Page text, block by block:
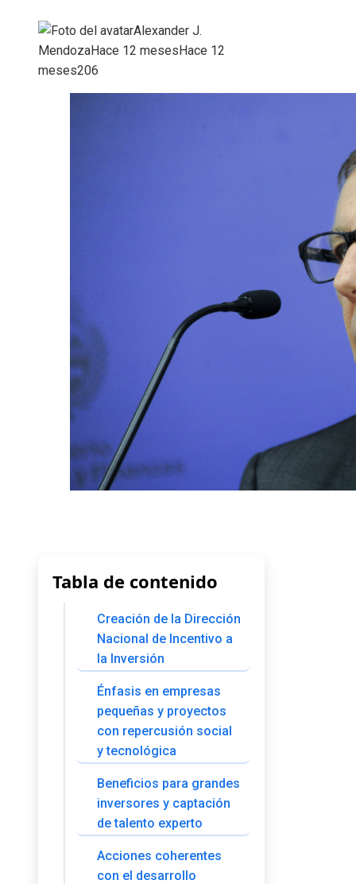
Alexander J.
MendozaHace 12 mesesHace 12
meses206
Tabla de contenido
Creación de la Dirección
Nacional de Incentivo a
la Inversión
Énfasis en empresas
pequeñas y proyectos
con repercusión social
y tecnológica
Beneficios para grandes
inversores y captación
de talento experto
Acciones coherentes
con el desarrollo